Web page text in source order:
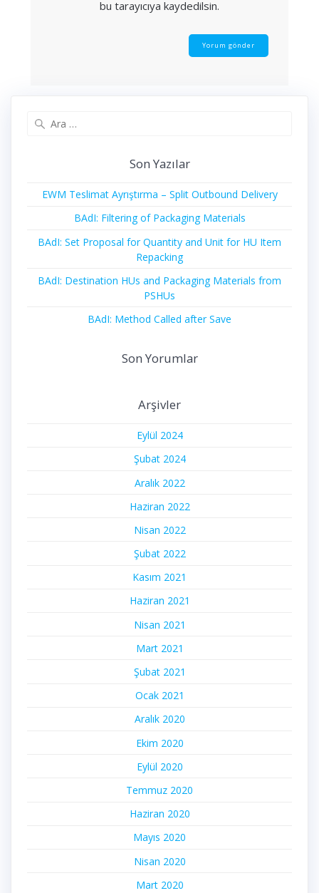
bu tarayıcıya kaydedilsin.
Son Yazılar
EWM Teslimat Ayrıştırma – Split Outbound Delivery
BAdI: Filtering of Packaging Materials
BAdI: Set Proposal for Quantity and Unit for HU Item
Repacking
BAdI: Destination HUs and Packaging Materials from
PSHUs
BAdI: Method Called after Save
Son Yorumlar
Arşivler
Eylül 2024
Şubat 2024
Aralık 2022
Haziran 2022
Nisan 2022
Şubat 2022
Kasım 2021
Haziran 2021
Nisan 2021
Mart 2021
Şubat 2021
Ocak 2021
Aralık 2020
Ekim 2020
Eylül 2020
Temmuz 2020
Haziran 2020
Mayıs 2020
Nisan 2020
Mart 2020